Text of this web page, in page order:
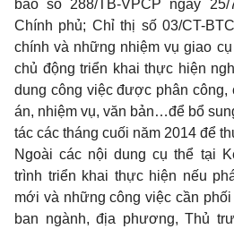
báo số 288/TB-VPCP ngày
Chính phủ; Chỉ thị số 03/CT-
chính và những nhiệm vụ giao
chủ động triển khai thực hiện
dung công việc được phân công,
án, nhiệm vụ, văn bản…để bổ
tác các tháng cuối năm 2014 để
Ngoài các nội dung cụ thể tại
trình triển khai thực hiện nếu
mới và những công việc cần
ban ngành, địa phương, Thủ